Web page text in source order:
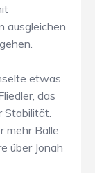
ausgleichen
etwas
das
Stabilität.
mehr Bälle
über Jonah